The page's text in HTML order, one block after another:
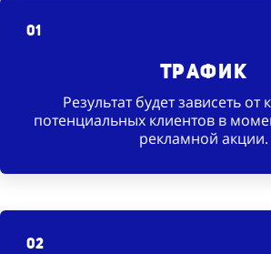
01
Трафик
Результат будет зависеть от
потенциальных клиентов в
рекламной акции.
02